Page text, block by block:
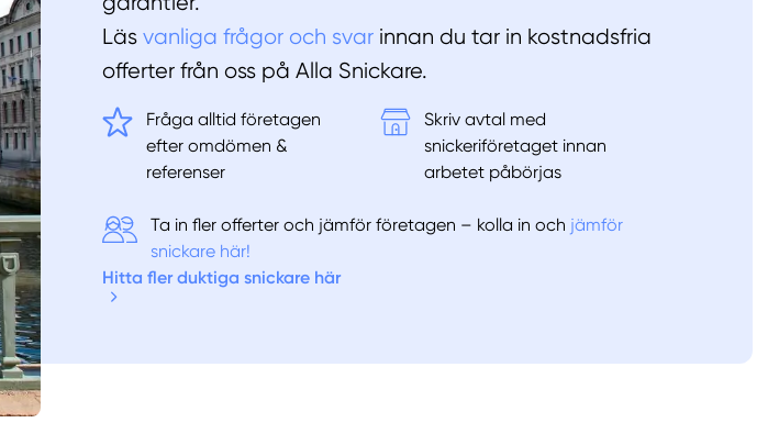
Läs vanliga frågor och svar innan du tar in kostnadsfria
offerter från oss på Alla Snickare.
Fråga alltid företagen
efter omdömen &
referenser
Skriv avtal med
snickeriföretaget innan
arbetet påbörjas
Ta in fler offerter och jämför företagen – kolla in och jämför
snickare här!
Hitta fler duktiga snickare här